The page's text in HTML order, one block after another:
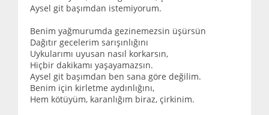
Aysel git başımdan istemiyorum.
Benim yağmurumda gezinemezsin üşürsün
Dağıtır gecelerim sarışınlığını
Uykularımı uyusan nasıl korkarsın,
Hiçbir dakikamı yaşayamazsın.
Aysel git başımdan ben sana göre değilim.
Benim için kirletme aydınlığını,
Hem kötüyüm, karanlığım biraz, çirkinim.